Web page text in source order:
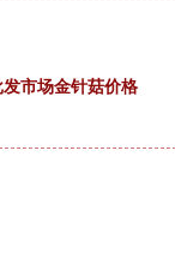
市场金针菇价格